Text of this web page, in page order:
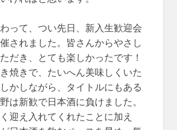
って、つい先日、新入生歓迎会
されました。皆さんからやさし
だき、とても楽しかったです！
焼きで、たいへん美味しくいた
かしながら、タイトルにもある
は新歓で日本酒に負けました。
迎え入れてくれたことに加え